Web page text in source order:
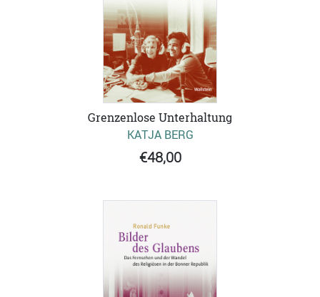
Grenzenlose Unterhaltung
KATJA BERG
€48,00